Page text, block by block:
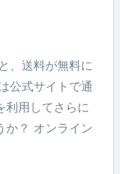
公式サイトで通
利用してさらに
か？ オンライン